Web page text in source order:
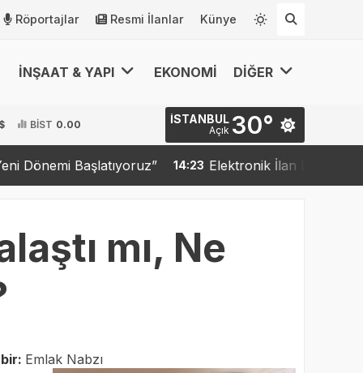
Röportajlar Resmi İlanlar Künye
İNŞAAT & YAPI EKONOMİ DİĞER
BİST 0.00 İSTANBUL
Açık 30°
14:23 Elektronik İlan Doğrulama Sistemi (EİDS)
mı, Ne
Emlak Nabzı